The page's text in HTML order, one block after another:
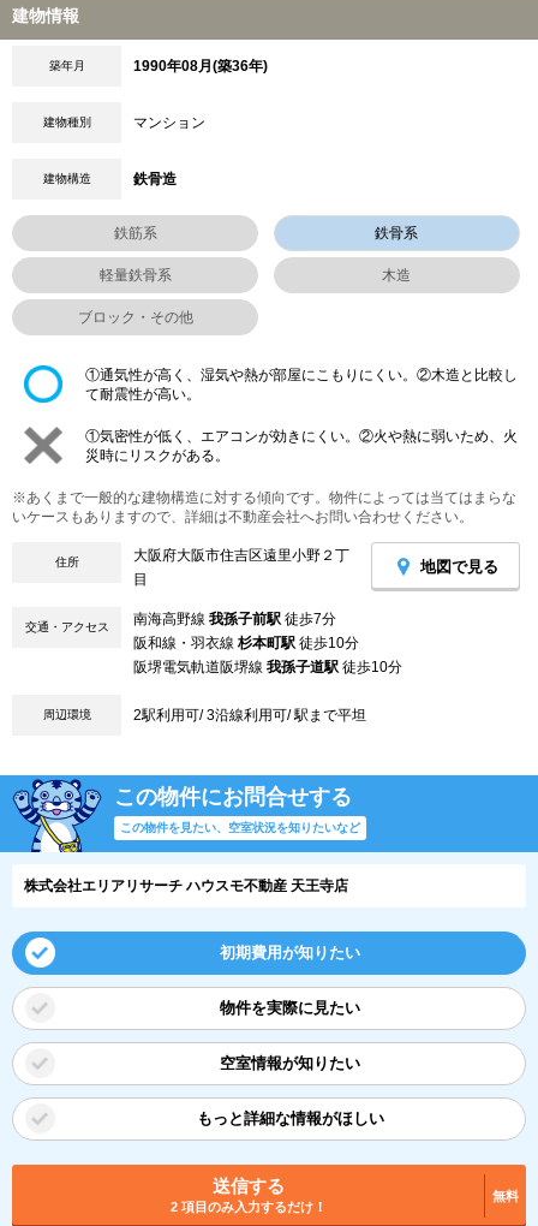
建物情報
築年月 1990年08月(築36年)
建物種別 マンション
建物構造 鉄骨造
鉄筋系 鉄骨系
軽量鉄骨系 木造
ブロック・その他
①通気性が高く、湿気や熱が部屋にこもりにくい。②木造と比較し
て耐震性が高い。
①気密性が低く、エアコンが効きにくい。②火や熱に弱いため、火
災時にリスクがある。
※あくまで一般的な建物構造に対する傾向です。物件によっては当てはまらな
いケースもありますので、詳細は不動産会社へお問い合わせください。
住所
大阪府大阪市住吉区遠里小野２丁
目
地図で見る
交通・アクセス 南海高野線 我孫子前駅 徒歩7分
阪和線・羽衣線 杉本町駅 徒歩10分
阪堺電気軌道阪堺線 我孫子道駅 徒歩10分
周辺環境 2駅利用可/ 3沿線利用可/ 駅まで平坦
この物件にお問合せする
この物件を見たい、空室状況を知りたいなど
株式会社エリアリサーチ ハウスモ不動産 天王寺店
初期費用が知りたい
物件を実際に見たい
空室情報が知りたい
もっと詳細な情報がほしい
送信する
2 項目のみ入力するだけ！
無料